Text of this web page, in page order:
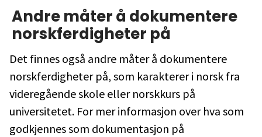
Andre måter å dokumentere
norskferdigheter på
Det finnes også andre måter å dokumentere
norskferdigheter på, som karakterer i norsk fra
videregående skole eller norskkurs på
universitetet. For mer informasjon over hva som
godkjennes som dokumentasjon på